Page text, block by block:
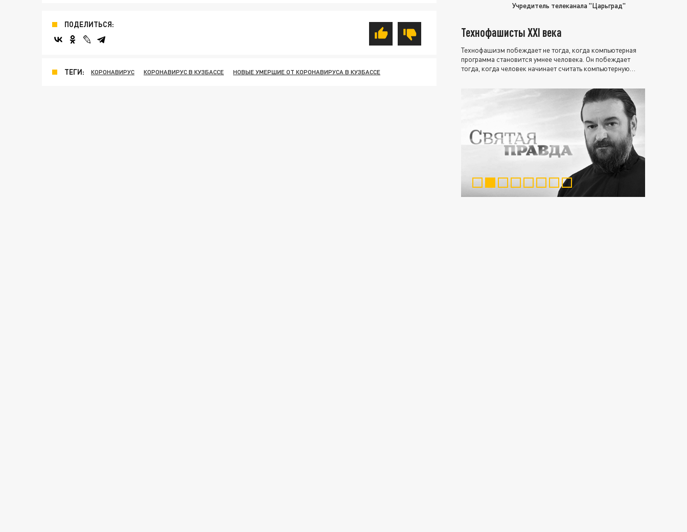
ПОДЕЛИТЬСЯ:
ТЕГИ: КОРОНАВИРУС КОРОНАВИРУС В КУЗБАССЕ НОВЫЕ УМЕРШИЕ ОТ КОРОНАВИРУСА В КУЗБАССЕ
Учредитель телеканала "Царьград"
Технофашисты XXI века
Технофашизм побеждает не тогда, когда компьютерная
программа становится умнее человека. Он побеждает
тогда, когда человек начинает считать компьютерную